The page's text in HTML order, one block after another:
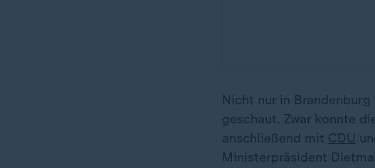
Nicht nur in
geschaut. Zwar konnte
anschließend mit CDU
Ministerpräsident